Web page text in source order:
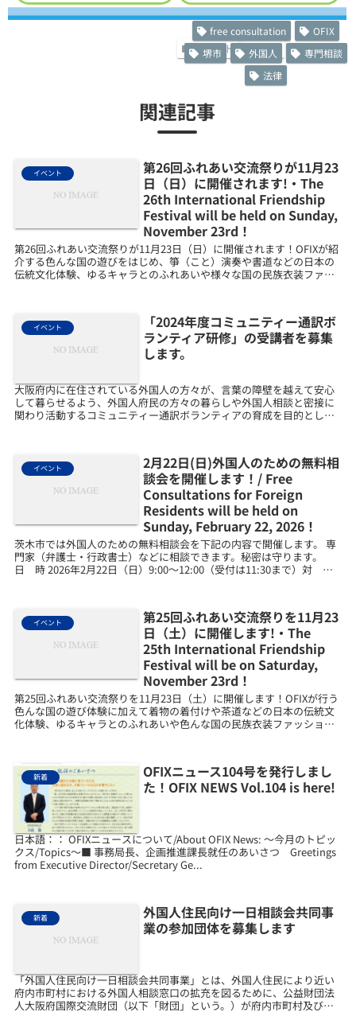
イベント 新着
free consultation
OFIX
堺市
外国人
専門相談
法律
関連記事
イベント
第26回ふれあい交流祭りが11月23
日（日）に開催されます!・The
26th International Friendship
Festival will be held on Sunday,
November 23rd！
第26回ふれあい交流祭りが11月23日（日）に開催されます！OFIXが紹
介する色んな国の遊びをはじめ、箏（こと）演奏や書道などの日本の
伝統文化体験、ゆるキャラとのふれあいや様々な国の民族衣装ファッ
イベント
「2024年度コミュニティー通訳ボ
ランティア研修」の受講者を募集
します。
大阪府内に在住されている外国人の方々が、言葉の障壁を越えて安心
して暮らせるよう、外国人府民の方々の暮らしや外国人相談と密接に
関わり活動するコミュニティー通訳ボランティアの育成を目的として
イベント
2月22日(日)外国人のための無料相
談会を開催します！/ Free
Consultations for Foreign
Residents will be held on
Sunday, February 22, 2026！
茨木市では外国人のための無料相談会を下記の内容で開催します。 専
門家（弁護士・行政書士）などに相談できます。秘密は守ります。
日 時 2026年2月22日（日）9:00～12:00（受付は11:30まで）対 象
イベント
第25回ふれあい交流祭りを11月23
日（土）に開催します!・The
25th International Friendship
Festival will be on Saturday,
November 23rd！
第25回ふれあい交流祭りを11月23日（土）に開催します！OFIXが行う
色んな国の遊び体験に加えて着物の着付けや茶道などの日本の伝統文
化体験、ゆるキャラとのふれあいや色んな国の民族衣装ファッション
新着
OFIXニュース104号を発行しまし
た！OFIX NEWS Vol.104 is here!
日本語：： OFIXニュースについて/About OFIX News: ～今月のトピッ
クス/Topics～■ 事務局長、企画推進課長就任のあいさつ Greetings
from Executive Director/Secretary Ge...
新着
外国人住民向け一日相談会共同事
業の参加団体を募集します
「外国人住民向け一日相談会共同事業」とは、外国人住民により近い
府内市町村における外国人相談窓口の拡充を図るために、公益財団法
人大阪府国際交流財団（以下「財団」という。）が府内市町村及び市